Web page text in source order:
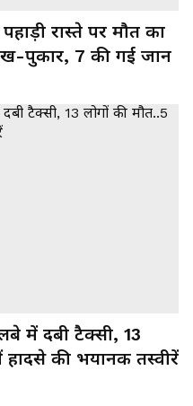
रास्ते पर मौत का
पुकार, 7 की गई जान
में दबी टैक्सी, 13
हादसे की भयानक तस्वीरें